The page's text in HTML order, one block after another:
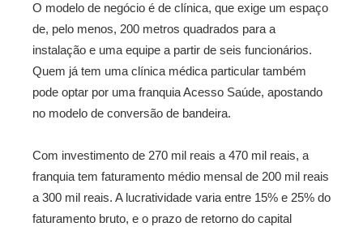
O modelo de negócio é de clínica, que exige um espaço
de, pelo menos, 200 metros quadrados para a
instalação e uma equipe a partir de seis funcionários.
Quem já tem uma clínica médica particular também
pode optar por uma franquia Acesso Saúde, apostando
no modelo de conversão de bandeira.
Com investimento de 270 mil reais a 470 mil reais, a
franquia tem faturamento médio mensal de 200 mil reais
a 300 mil reais. A lucratividade varia entre 15% e 25% do
faturamento bruto, e o prazo de retorno do capital